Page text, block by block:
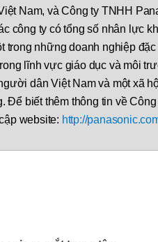
Nam, và Công ty TNHH
công ty có tổng số nhân lực
trong những doanh nghiệp
lĩnh vực giáo dục và môi
dân Việt Nam và một xã
Để biết thêm thông tin về
website: http://